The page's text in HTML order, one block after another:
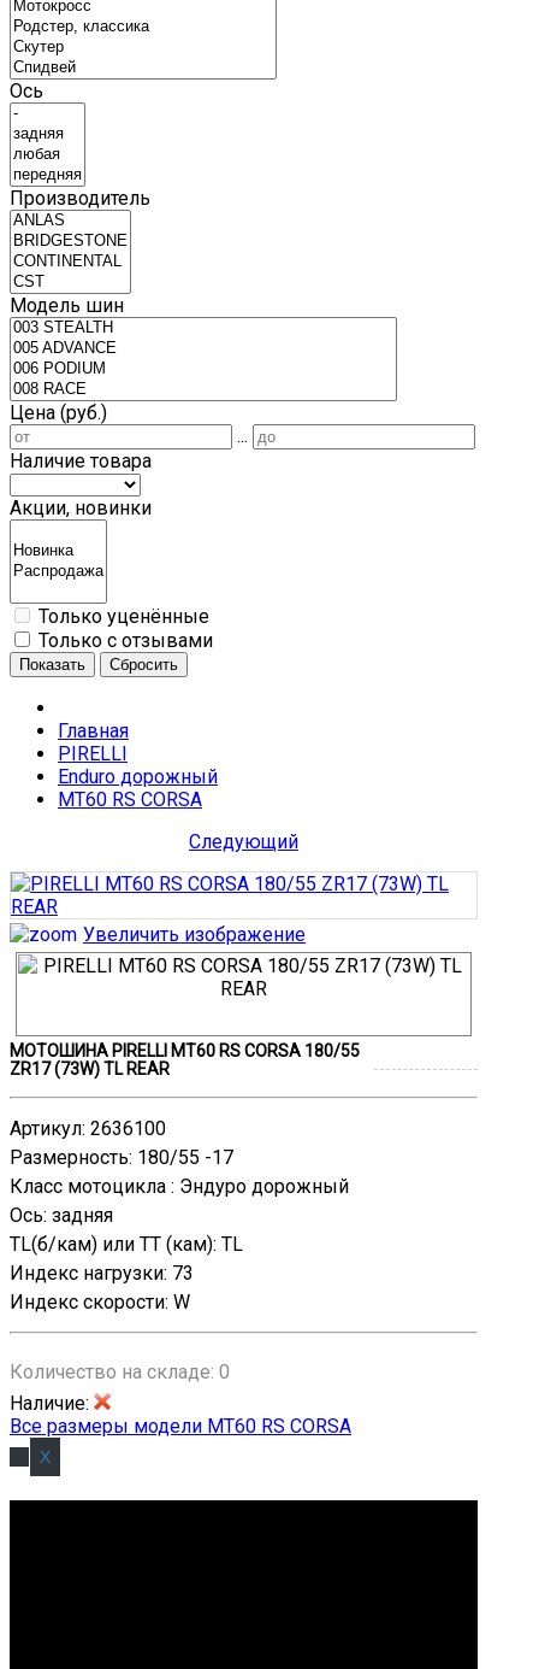
Ось
Производитель
Модель шин
Цена (руб.)
...
Наличие товара
Акции, новинки
Только уценённые
Только с отзывами
Показать Сбросить
Главная
PIRELLI
Enduro дорожный
MT60 RS CORSA
Следующий
Увеличить изображение
МОТОШИНА PIRELLI MT60 RS CORSA 180/55
ZR17 (73W) TL REAR
Артикул: 2636100
Размерность: 180/55 -17
Класс мотоцикла : Эндурo дорожный
Ось: задняя
TL(б/кам) или TT (кам): TL
Индекс нагрузки: 73
Индекс скорости: W
Количество на складе: 0
Наличие:
Все размеры модели MT60 RS CORSA